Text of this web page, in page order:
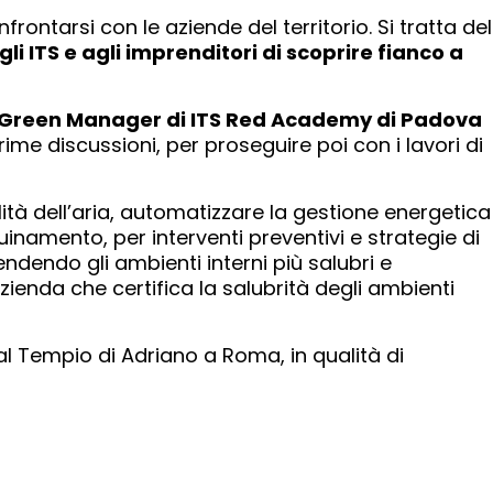
con le aziende del territorio. Si tratta del
ITS e agli imprenditori di scoprire fianco a
Manager di ITS Red Academy di Padova
discussioni, per proseguire poi con i lavori di
dell’aria, automatizzare la gestione energetica
per interventi preventivi e strategie di
gli ambienti interni più salubri e
che certifica la salubrità degli ambienti
di Adriano a Roma, in qualità di